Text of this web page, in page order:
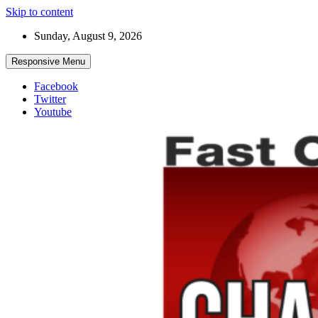
Skip to content
Sunday, August 9, 2026
Responsive Menu
Facebook
Twitter
Youtube